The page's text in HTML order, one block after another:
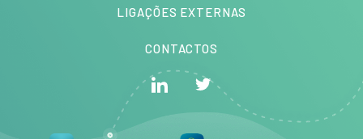
LIGAÇÕES EXTERNAS
CONTACTOS